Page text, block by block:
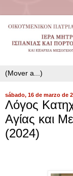
sábado, 16 de marzo de
Λόγος
Αγίας και
(2024)